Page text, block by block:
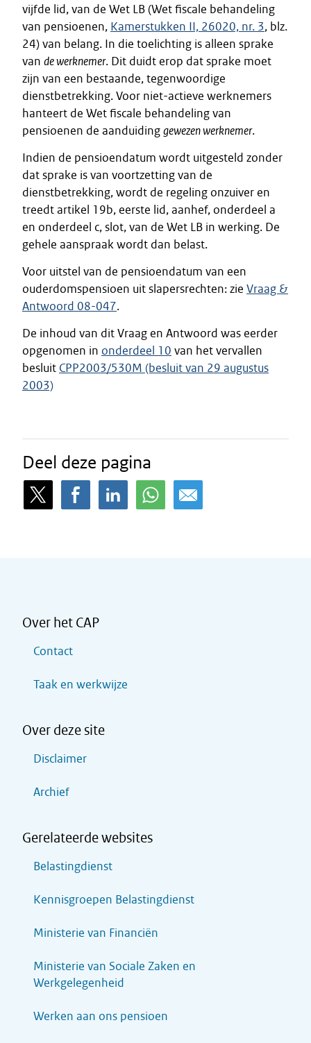
vijfde lid, van de Wet LB (Wet fiscale behandeling
van pensioenen, Kamerstukken II, 26020, nr. 3, blz.
24) van belang. In die toelichting is alleen sprake
van de werknemer. Dit duidt erop dat sprake moet
zijn van een bestaande, tegenwoordige
dienstbetrekking. Voor niet-actieve werknemers
hanteert de Wet fiscale behandeling van
pensioenen de aanduidinggewezen werknemer.
Indien de pensioendatum wordt uitgesteld zonder
dat sprake is van voortzetting van de
dienstbetrekking, wordt de regeling onzuiver en
treedt artikel 19b, eerste lid, aanhef, onderdeel a
en onderdeel c, slot, van de Wet LB in werking. De
gehele aanspraak wordt dan belast.
Voor uitstel van de pensioendatum van een
ouderdomspensioen uit slapersrechten: zie Vraag &
Antwoord 08-047.
De inhoud van dit Vraag en Antwoord was eerder
opgenomen in onderdeel 10 van het vervallen
besluit CPP2003/530M (besluit van 29 augustus
2003)
Deel deze pagina
Over het CAP
Contact
Taak en werkwijze
Over deze site
Disclaimer
Archief
Gerelateerde websites
Belastingdienst
Kennisgroepen Belastingdienst
Ministerie van Financiën
Ministerie van Sociale Zaken en
Werkgelegenheid
Werken aan ons pensioen